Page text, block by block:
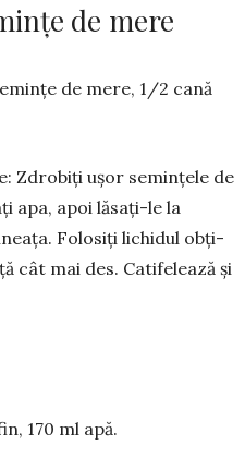
de mere
de mere, 1/2 cană
Zdro­biți ușor semințele de
apa, apoi lăsați-le la
Fo­lo­siți lichidul ob­ți­
cât mai des. Catife­lează și
170 ml apă.